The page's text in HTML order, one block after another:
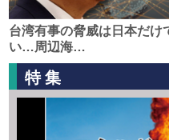
台湾有事の脅威は日本だけ
い…周辺海…
特集